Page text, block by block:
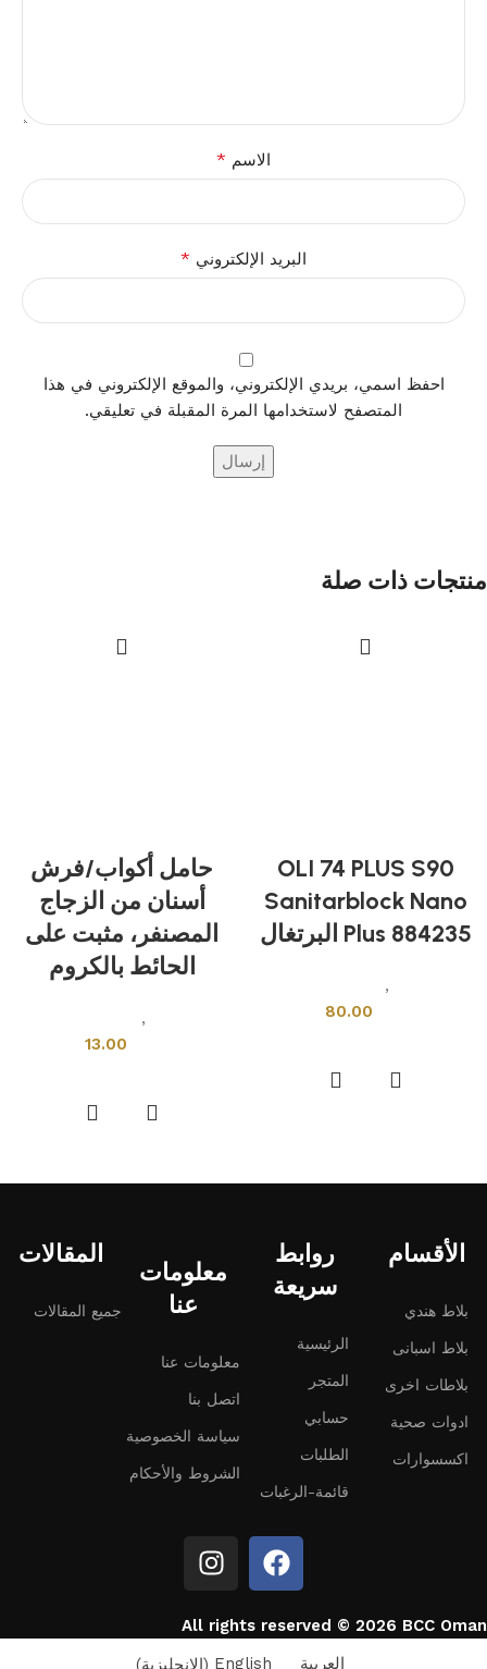
الاسم *
البريد الإلكتروني *
احفظ اسمي، بريدي الإلكتروني، والموقع الإلكتروني في هذا
المتصفح لاستخدامها المرة المقبلة في تعليقي.
منتجات ذات صلة
OLI 74 PLUS S90
Sanitarblock Nano
Plus 884235 البرتغال
,
80.00
حامل أكواب/فرش
أسنان من الزجاج
المصنفر، مثبت على
الحائط بالكروم
,
13.00
المقالات
جميع المقالات
معلومات
عنا
معلومات عنا
اتصل بنا
سياسة الخصوصية
الشروط والأحكام
روابط
سريعة
الرئيسية
المتجر
حسابي
الطلبات
قائمة-الرغبات
الأقسام
بلاط هندي
بلاط اسبانى
بلاطات اخرى
ادوات صحية
اكسسوارات
All rights reserved © 2026 BCC Oman
العربية
English
(الإنجليزية)